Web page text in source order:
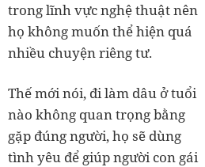
trong lĩnh vực nghệ thuật nên
họ không muốn thể hiện quá
nhiều chuyện riêng tư.
Thế mới nói, đi làm dâu ở tuổi
nào không quan trọng bằng
gặp đúng người, họ sẽ dùng
tình yêu để giúp người con gái